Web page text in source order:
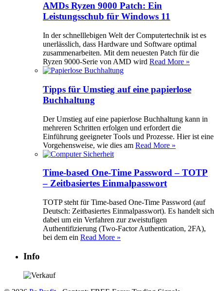
AMDs Ryzen 9000 Patch: Ein
Leistungsschub für Windows 11
In der schnelllebigen Welt der Computertechnik ist es
unerlässlich, dass Hardware und Software optimal
zusammenarbeiten. Mit dem neuesten Patch für die
Ryzen 9000-Serie von AMD wird Read More »
Tipps für Umstieg auf eine papierlose
Buchhaltung
Der Umstieg auf eine papierlose Buchhaltung kann in
mehreren Schritten erfolgen und erfordert die
Einführung geeigneter Tools und Prozesse. Hier ist eine
Vorgehensweise, wie dies am Read More »
Time-based One-Time Password – TOTP
– Zeitbasiertes Einmalpasswort
TOTP steht für Time-based One-Time Password (auf
Deutsch: Zeitbasiertes Einmalpasswort). Es handelt sich
dabei um ein Verfahren zur zweistufigen
Authentifizierung (Two-Factor Authentication, 2FA),
bei dem ein Read More »
Info